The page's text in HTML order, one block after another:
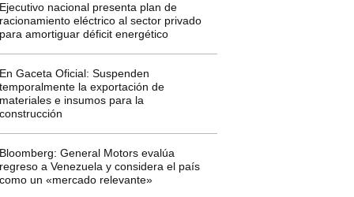
nacional presenta plan de
eléctrico al sector privado
amortiguar déficit energético
Gaceta Oficial: Suspenden
la exportación de
e insumos para la
General Motors evalúa
a Venezuela y considera el país
un «mercado relevante»